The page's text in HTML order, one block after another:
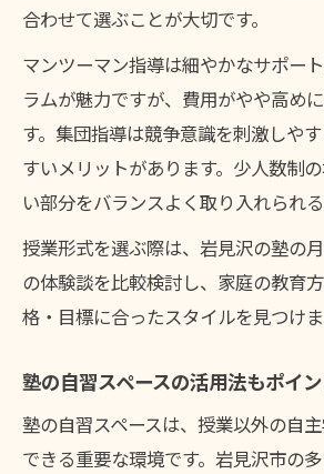
合わせて選ぶことが大切です。
マンツーマン指導は細やかなサポー
ラムが魅力ですが、費用がやや高め
す。集団指導は競争意識を刺激しや
すいメリットがあります。少人数制
い部分をバランスよく取り入れられる
授業形式を選ぶ際は、岩見沢の塾の
の体験談を比較検討し、家庭の教育
格・目標に合ったスタイルを見つけま
塾の自習スペースの活用法もポイ
塾の自習スペースは、授業以外の自
できる重要な環境です。岩見沢市の